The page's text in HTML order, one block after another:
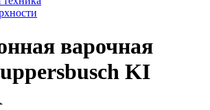
варочная
KI